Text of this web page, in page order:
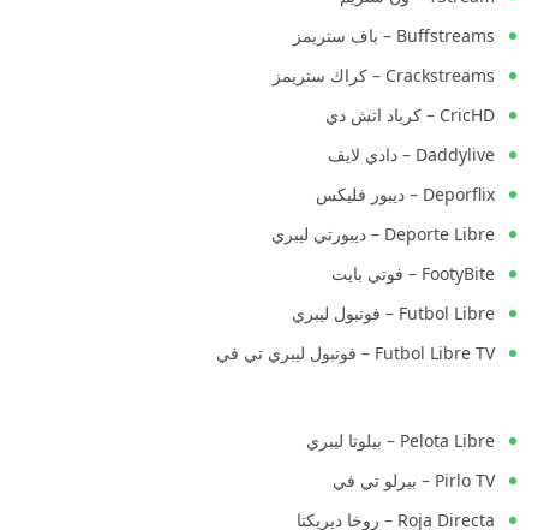
Buffstreams – باف ستريمز
Crackstreams – كراك ستريمز
CricHD – كرياد اتش دي
Daddylive – دادي لايف
Deporflix – ديبور فليكس
Deporte Libre – ديبورتي ليبري
FootyBite – فوتي بايت
Futbol Libre – فوتبول ليبري
Futbol Libre TV – فوتبول ليبري تي في
Pelota Libre – بيلوتا ليبري
Pirlo TV – بيرلو تي في
Roja Directa – روخا ديريكتا